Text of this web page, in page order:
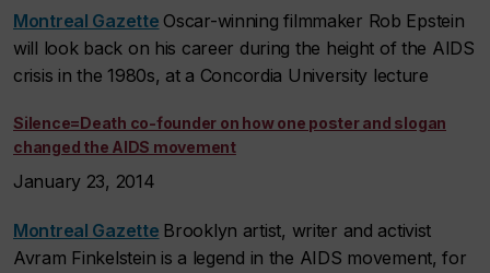
Montreal Gazette Oscar-winning filmmaker Rob Epstein
will look back on his career during the height of the AIDS
crisis in the 1980s, at a Concordia University lecture
Silence=Death co-founder on how one poster and slogan
changed the AIDS movement
January 23, 2014
Montreal Gazette Brooklyn artist, writer and activist
Avram Finkelstein is a legend in the AIDS movement, for